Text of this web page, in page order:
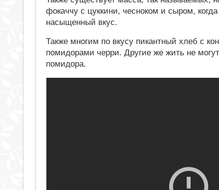
фокаччу с цуккини, чесноком и сыром,
насыщенный вкус.
Также многим по вкусу пикантный хлеб с
помидорами черри. Другие же жить не
помидора.